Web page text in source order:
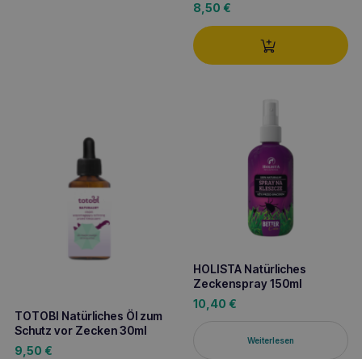
8,50 €
TOTOBI Natürliches Öl zum
Schutz vor Zecken 30ml
9,50 €
HOLISTA Natürliches
Zeckenspray 150ml
10,40 €
Weiterlesen